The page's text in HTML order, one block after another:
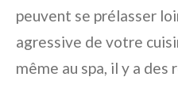
peuvent se prélasser
agressive de votre
même au spa, il y a des